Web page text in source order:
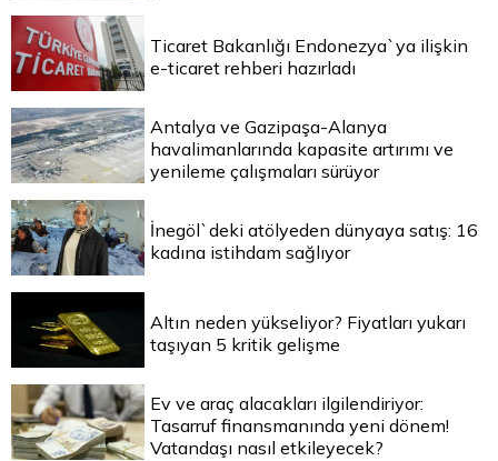
Ticaret Bakanlığı Endonezya`ya ilişkin
e-ticaret rehberi hazırladı
Antalya ve Gazipaşa-Alanya
havalimanlarında kapasite artırımı ve
yenileme çalışmaları sürüyor
İnegöl`deki atölyeden dünyaya satış: 16
kadına istihdam sağlıyor
Altın neden yükseliyor? Fiyatları yukarı
taşıyan 5 kritik gelişme
Ev ve araç alacakları ilgilendiriyor:
Tasarruf finansmanında yeni dönem!
Vatandaşı nasıl etkileyecek?